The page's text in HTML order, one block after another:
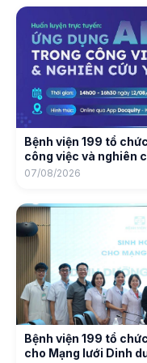
Bệnh viện 199 tổ
công việc và nghiên
07/08/2026
Bệnh viện 199 tổ
cho Mạng lưới Dinh